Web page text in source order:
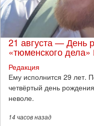
21 августа — День
«тюменского
Редакция
Ему исполнится 29 лет.
четвёртый день
неволе.
14 часовназад